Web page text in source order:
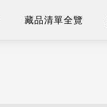
藏品清單全覽